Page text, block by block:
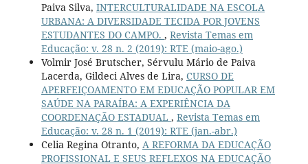
Paiva Silva, INTERCULTURALIDADE NA ESCOLA
URBANA: A DIVERSIDADE TECIDA POR JOVENS
ESTUDANTES DO CAMPO. , Revista Temas em
Educação: v. 28 n. 2 (2019): RTE (maio-ago.)
Volmir José Brutscher, Sérvulu Mário de Paiva
Lacerda, Gildeci Alves de Lira, CURSO DE
APERFEIÇOAMENTO EM EDUCAÇÃO POPULAR EM
SAÚDE NA PARAÍBA: A EXPERIÊNCIA DA
COORDENAÇÃO ESTADUAL , Revista Temas em
Educação: v. 28 n. 1 (2019): RTE (jan.-abr.)
Celia Regina Otranto, A REFORMA DA EDUCAÇÃO
PROFISSIONAL E SEUS REFLEXOS NA EDUCAÇÃO